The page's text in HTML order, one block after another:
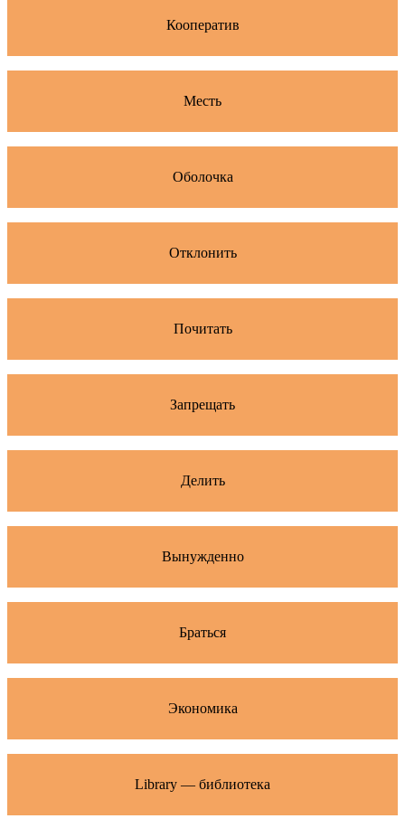
Кооператив
Месть
Оболочка
Отклонить
Почитать
Запрещать
Делить
Вынужденно
Браться
Экономика
Library — библиотека